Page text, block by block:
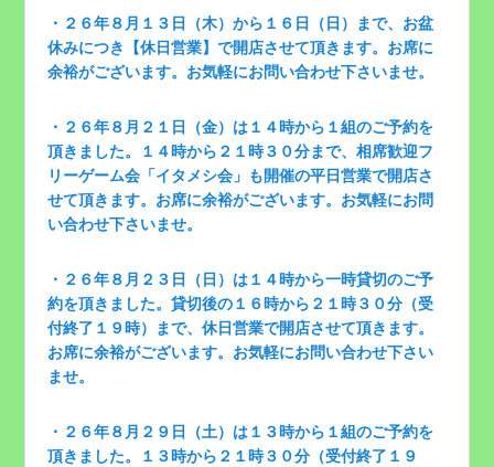
・２６年８月１３日（木）から１６日（日）まで、お盆
休みにつき【休日営業】で開店させて頂きます。お席に
余裕がございます。お気軽にお問い合わせ下さいませ。
・２６年８月２１日（金）は１４時から１組のご予約を
頂きました。１４時から２１時３０分まで、相席歓迎フ
リーゲーム会「イタメシ会」も開催の平日営業で開店さ
せて頂きます。お席に余裕がございます。お気軽にお問
い合わせ下さいませ。
・２６年８月２３日（日）は１４時から一時貸切のご予
約を頂きました。貸切後の１６時から２１時３０分（受
付終了１９時）まで、休日営業で開店させて頂きます。
お席に余裕がございます。お気軽にお問い合わせ下さい
ませ。
・２６年８月２９日（土）は１３時から１組のご予約を
頂きました。１３時から２１時３０分（受付終了１９